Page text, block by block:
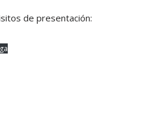
de presentación: